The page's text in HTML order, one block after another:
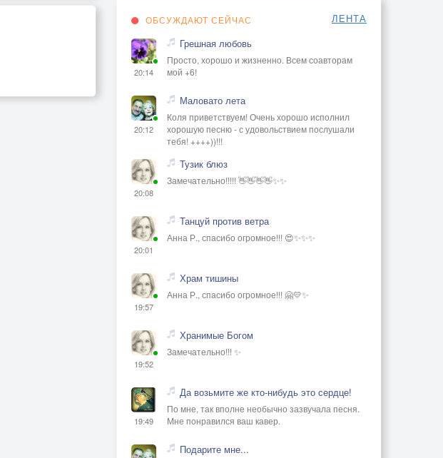
ОБСУЖДАЮТ СЕЙЧАС ЛЕНТА
20:14
Грешная любовь
Просто, хорошо и жизненно. Всем соавторам
мой +6!
20:12
Маловато лета
Коля приветствуем! Очень хорошо исполнил
хорошую песню - с удовольствием послушали
тебя! ++++))!!!
20:08
Тузик блюз
Замечательно!!!!! 👋👋👋👋✨✨
20:01
Танцуй против ветра
Анна Р., спасибо огромное!!! 😍✨✨✨
19:57
Храм тишины
Анна Р., спасибо огромное!!! 🤗💛✨
19:52
Хранимые Богом
Замечательно!!! ✨
19:49
Да возьмите же кто-нибудь это сердце!
По мне, так вполне необычно зазвучала песня.
Мне понравился ваш кавер.
Подарите мне...